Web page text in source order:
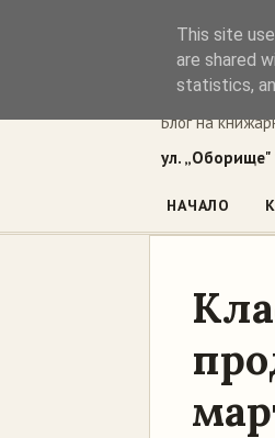
Блог на
ул. „Оборище"
НАЧАЛО
This site
are shared
statistics,